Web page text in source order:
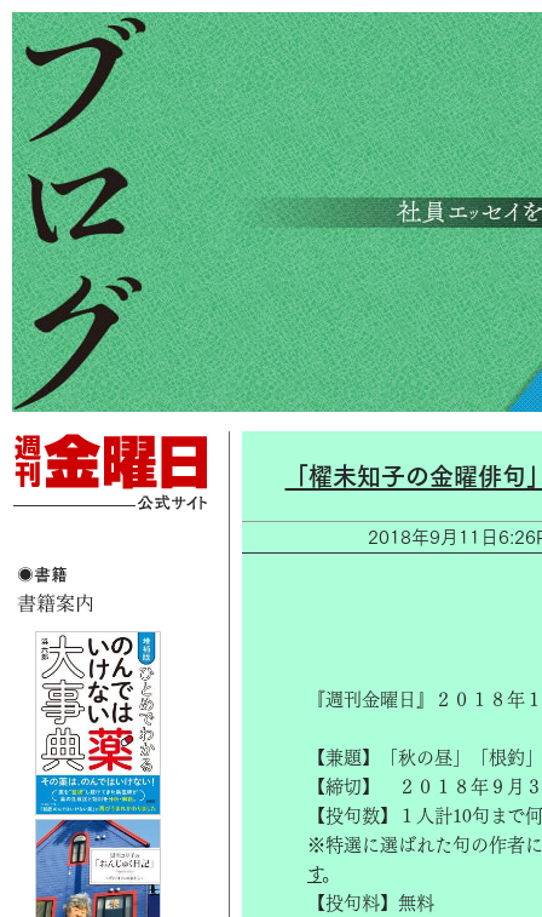
「櫂未知子の金曜俳
2018年9月11日
『週刊金曜日』２０１８年
【兼題】「秋の昼」「根釣」
【締切】 ２０１８年９月
【投句数】１人計10句まで
※特選に選ばれた句の作者
す。
【投句料】無料